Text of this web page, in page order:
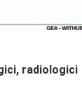
radiologici